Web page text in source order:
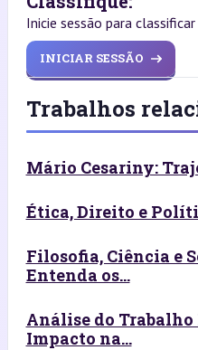
Inicie sessão para
INICIAR SESSÃO
Trabalhos
Mário Cesariny:
Ética, Direito e
Filosofia, Ciência e
Entenda os...
Análise do
Impacto na...